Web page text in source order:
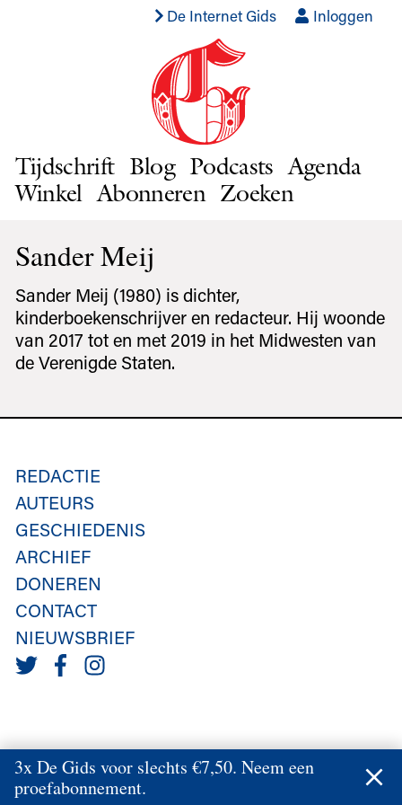
De Internet Gids Inloggen
Tijdschrift Blog Podcasts Agenda
Winkel Abonneren Zoeken
Sander Meij
Sander Meij (1980) is dichter,
kinderboekenschrijver en redacteur. Hij woonde
van 2017 tot en met 2019 in het Midwesten van
de Verenigde Staten.
REDACTIE
AUTEURS
GESCHIEDENIS
ARCHIEF
DONEREN
CONTACT
NIEUWSBRIEF
3x De Gids voor slechts €7,50. Neem een
proefabonnement.